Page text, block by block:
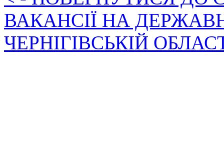
ВАКАНСІЇ НА
ЧЕРНІГІВСЬКІЙ